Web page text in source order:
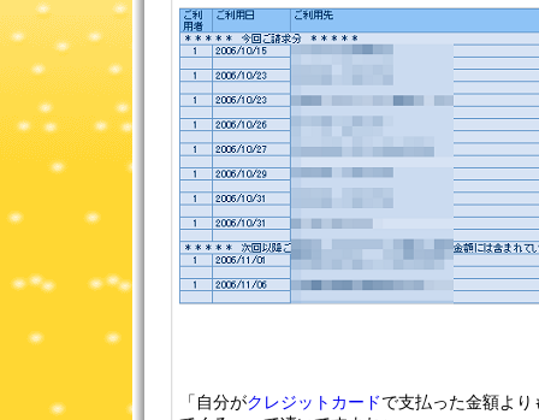
「自分がクレジットカード で支払った金額よ